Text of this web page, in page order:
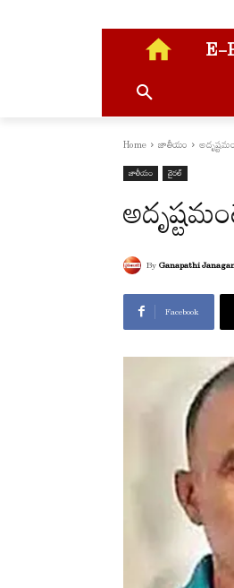
E-
Home జాతీయం
జాతీయం వైరల్
By Ganapathi
Facebook